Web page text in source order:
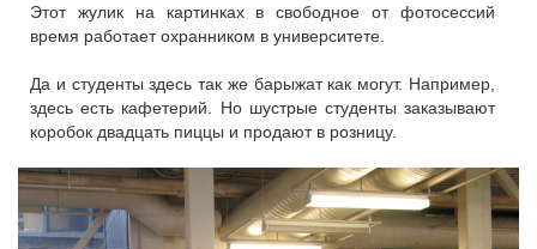
Этот жулик на картинках в свободное от фотосессий
время работает охранником в университете.
Да и студенты здесь так же барыжат как могут. Например,
здесь есть кафетерий. Но шустрые студенты заказывают
коробок двадцать пиццы и продают в розницу.